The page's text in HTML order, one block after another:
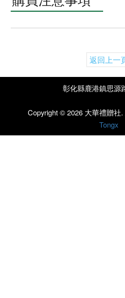
返回上一
彰化縣鹿港鎮思源
Copyright ©2026 大華禮贈社.
Tongx